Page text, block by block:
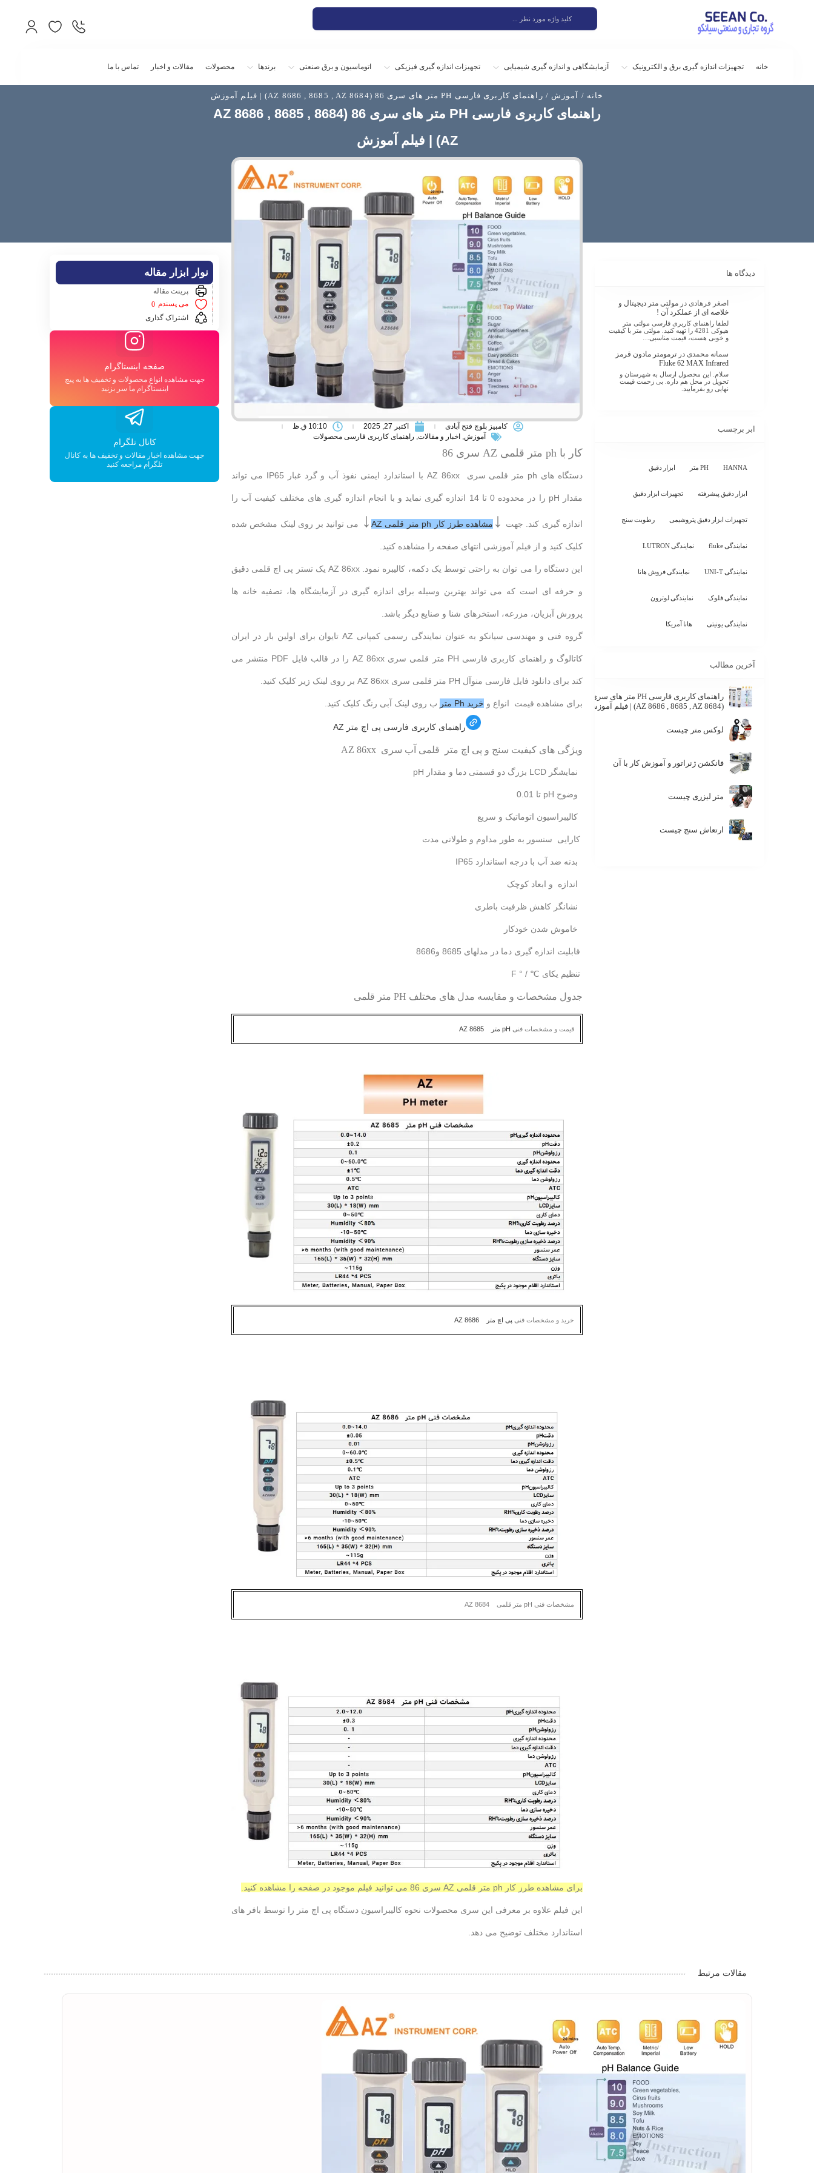
خانه تجهیزات اندازه گیری برق و الکترونیک آزمایشگاهی و اندازه گیری شیمیایی تجهیزات اندازه گیری فیزیکی اتوماسیون و برق صنعتی برندها محصولات مقالات و اخبار تماس با ما
خانه / آموزش / راهنمای کاربری فارسی PH متر های سری 86 (8684 AZ 8686 , 8685 , AZ) | فیلم آموزش
راهنمای کاربری فارسی PH متر های سری 86 (8684 AZ 8686 , 8685 ,
AZ) | فیلم آموزش
دیدگاه ها
اصغر فرهادی در مولتی متر دیجیتال و
خلاصه ای از عملکرد آن !
لطفا راهنمای کاربری فارسی مولتی متر
هیوکی 4281 را تهیه کنید. مولتی متر با کیفیت
و خوبی هست، قیمت مناسبی…
سمانه محمدی در ترمومتر مادون قرمز
Fluke 62 MAX Infrared
سلام. این محصول ارسال به شهرستان و
تحویل در محل هم داره. بی زحمت قیمت
نهایی رو بفرمایید.
ابر برچسب
HANNA PH متر ابزار دقیق
ابزار دقیق پیشرفته تجهیزات ابزار دقیق
تجهیزات ابزار دقیق پتروشیمی رطوبت سنج
نمایندگی fluke نمایندگی LUTRON
نمایندگی UNI-T نمایندگی فروش هانا
نمایندگی فلوک نمایندگی لوترون
نمایندگی یونیتی هانا آمریکا
آخرین مطالب
(8684 AZ 8686 , 8685 , AZ) | فیلم آموزش
لوکس متر چیست
فانکشن ژنراتور و آموزش کار با آن
متر لیزری چیست
ارتعاش سنج چیست
کامبیز بلوچ فتح آبادی اکتبر 27, 2025
10:10 ق.ظ
آموزش, اخبار و مقالات, راهنمای کاربری فارسی محصولات
کار با ph متر قلمی AZ سری 86
دستگاه های ph متر قلمی سری AZ 86xx با استاندارد ایمنی نفوذ آب و گرد غبار IP65 می تواند
مقدار pH را در محدوده 0 تا 14 اندازه گیری نماید و با انجام اندازه گیری های مختلف کیفیت آب را
اندازه گیری کند. جهت ↓ مشاهده طرز کار ph متر قلمی AZ ↓ می توانید بر روی لینک مشخص شده
کلیک کنید و از فیلم آموزشی انتهای صفحه را مشاهده کنید.
این دستگاه را می توان به راحتی توسط یک دکمه، کالیبره نمود. AZ 86xx یک تستر پی اچ قلمی دقیق
و حرفه ای است که می تواند بهترین وسیله برای اندازه گیری در آزمایشگاه ها، تصفیه خانه ها
پرورش آبزیان، مزرعه، استخرهای شنا و صنایع دیگر باشد.
گروه فنی و مهندسی سیانکو به عنوان نمایندگی رسمی کمپانی AZ تایوان برای اولین بار در ایران
کاتالوگ و راهنمای کاربری فارسی PH متر قلمی سری AZ 86xx را در قالب فایل PDF منتشر می
کند برای دانلود فایل فارسی منوآل PH متر قلمی سری AZ 86xx بر روی لینک زیر کلیک کنید.
برای مشاهده قیمت انواع و خرید Ph متر ب روی لینک آبی رنگ کلیک کنید.
راهنمای کاربری فارسی پی اچ متر AZ
ویژگی های کیفیت سنج و پی اچ متر قلمی آب سری AZ 86xx
نمایشگر LCD بزرگ دو قسمتی دما و مقدار pH
وضوح pH تا 0.01
کالیبراسیون اتوماتیک و سریع
کارایی سنسور به طور مداوم و طولانی مدت
بدنه ضد آب با درجه استاندارد IP65
اندازه و ابعاد کوچک
نشانگر کاهش ظرفیت باطری
خاموش شدن خودکار
قابلیت اندازه گیری دما در مدلهای 8685 و8686
تنظیم یکای ℃ / ° F
جدول مشخصات و مقایسه مدل های مختلف PH متر قلمی
قیمت و مشخصات فنی pH متر
خرید و مشخصات فنی پی اچ متر
مشخصات فنی pH متر قلمی
برای مشاهده طرز کار ph متر قلمی AZ سری 86 می توانید فیلم موجود در صفحه را مشاهده کنید.
این فیلم علاوه بر معرفی این سری محصولات نحوه کالیبراسیون دستگاه پی اچ متر را توسط بافر های
استاندارد مختلف توضیح می دهد.
نوار ابزار مقاله
پرینت مقاله
می پسندم 0
اشتراک گذاری
صفحه اینستاگرام
جهت مشاهده انواع محصولات و تخفیف ها به پیج
اینستاگرام ما سر بزنید
کانال تلگرام
جهت مشاهده اخبار مقالات و تخفیف ها به کانال
تلگرام مراجعه کنید
مقالات مرتبط